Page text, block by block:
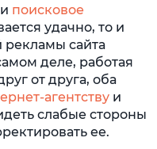
поисковое
удачно, то и
рекламы сайта
деле, работая
от друга, оба
агентству и
слабые стороны
ее.